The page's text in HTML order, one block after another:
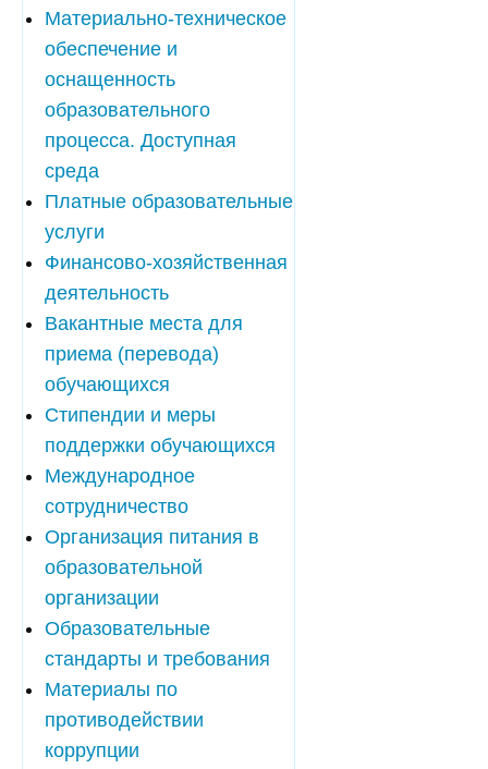
Материально-техническое
обеспечение и
оснащенность
образовательного
процесса. Доступная
среда
Платные образовательные
услуги
Финансово-хозяйственная
деятельность
Вакантные места для
приема (перевода)
обучающихся
Стипендии и меры
поддержки обучающихся
Международное
сотрудничество
Организация питания в
образовательной
организации
Образовательные
стандарты и требования
Материалы по
противодействии
коррупции